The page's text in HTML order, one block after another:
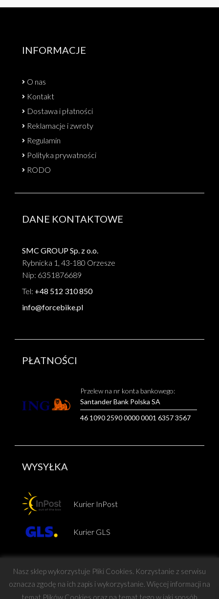
INFORMACJE
O nas
Kontakt
Dostawa i płatności
Reklamacje i zwroty
Regulamin
Polityka prywatności
RODO
DANE KONTAKTOWE
SMC GROUP Sp. z o.o.
Rybnicka 1, 43-180 Orzesze
Nip: 6351876689
Tel: +48 512 310 850
info@forcebike.pl
PŁATNOŚCI
Przelew na nr konta bankowego:
Santander Bank Polska SA
46 1090 2590 0000 0001 6357 3567
WYSYŁKA
Kurier InPost
Kurier GLS
Nasz sklep wykorzystuje Pliki Cookies. Korzystanie z serwisu
oznacza zgodę na ich zapis i wykorzystanie. Więcej informacji na
temat Plików Cookies oraz na temat tego w jaki sposób